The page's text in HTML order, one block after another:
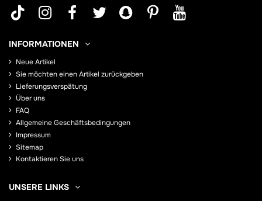
INFORMATIONEN
Neue Artikel
Sie möchten einen Artikel zurückgeben
Lieferungsverspätung
Über uns
FAQ
Allgemeine Geschäftsbedingungen
Impressum
Sitemap
Kontaktieren Sie uns
UNSERE LINKS